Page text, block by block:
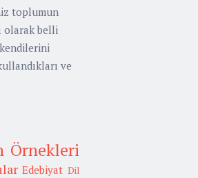
toplumun
olarak belli
ve
Örnekleri
Edebiyat Dil